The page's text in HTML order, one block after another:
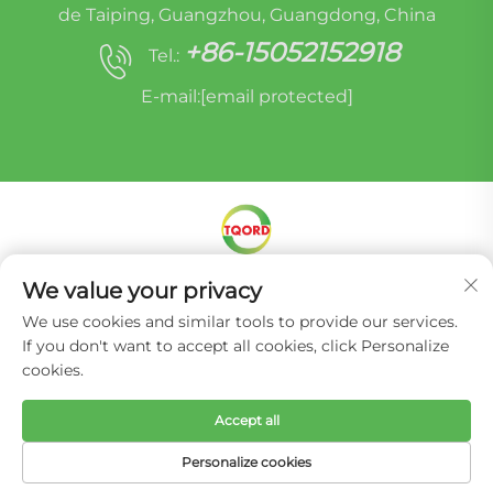
de Taiping, Guangzhou, Guangdong, China
Tel.: +86-15052152918
E-mail:[email protected]
Direitos autorais © Miracle Oruide (guangzhou)
Auto Parts Remanufacturing Co., Ltd. -
Política
de Privacidade
PÁGINA INICIAL PRODUTOS E-MAIL TEL
We value your privacy
We use cookies and similar tools to provide our services.
If you don't want to accept all cookies, click Personalize
cookies.
Personalize cookies
Accept all